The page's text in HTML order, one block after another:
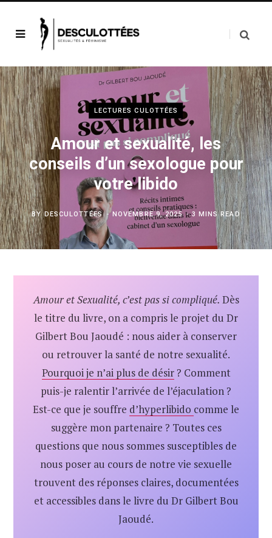
LECTURES CULOTTÉES
Amour et sexualité, les
conseils d’un sexologue pour
votre libido
BYDESCULOTTÉES NOVEMBRE 9, 2025 3 MINS READ
Amour et Sexualité, c’est pas si compliqué. Dès
le titre du livre, on a compris le projet du Dr
Gilbert Bou Jaoudé : nous aider à conserver
ou retrouver la santé de notre sexualité.
Pourquoi je n’ai plus de désir? Comment
puis-je ralentir l’arrivée de l’éjaculation ?
Est-ce que je souffre d’hyperlibido comme le
suggère mon partenaire ? Toutes ces
questions que nous sommes susceptibles de
nous poser au cours de notre vie sexuelle
trouvent des réponses claires, documentées
et accessibles dans le livre du Dr Gilbert Bou
Jaoudé.